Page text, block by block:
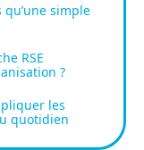
qu’une simple
RSE
?
les
quotidien